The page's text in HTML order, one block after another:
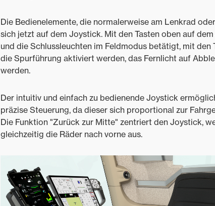
Die Bedienelemente, die normalerweise am Lenkrad
sich jetzt auf dem Joystick. Mit den Tasten oben auf
und die Schlussleuchten im Feldmodus betätigt, mit
die Spurführung aktiviert werden, das Fernlicht auf
werden.
Der intuitiv und einfach zu bedienende Joystick
präzise Steuerung, da dieser sich proportional zur
Die Funktion "Zurück zur Mitte" zentriert den Joystick,
gleichzeitig die Räder nach vorne aus.